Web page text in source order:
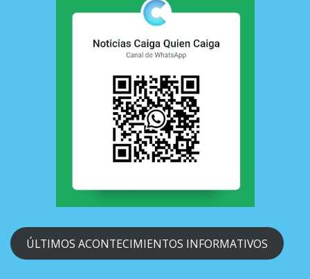
ÚLTIMOS ACONTECIMIENTOS INFORMATIVOS